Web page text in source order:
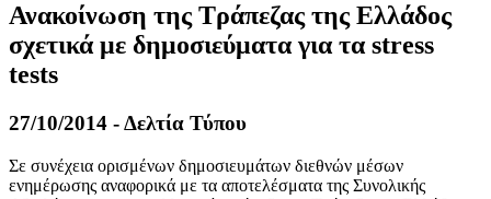
Ανακοίνωση της Τράπεζας της Ελλάδος
σχετικά με δημοσιεύματα για τα stress
tests
27/10/2014 - Δελτία Τύπου
Σε συνέχεια ορισμένων δημοσιευμάτων διεθνών μέσων
ενημέρωσης αναφορικά με τα αποτελέσματα της Συνολικής